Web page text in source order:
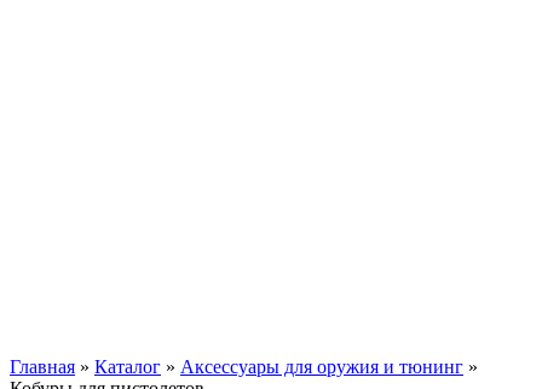
Главная » Каталог » Аксессуары для оружия и тюнинг »